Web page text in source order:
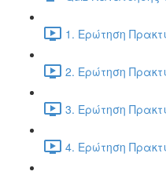
1. Ερώτηση
2. Ερώτηση
3. Ερώτηση
4. Ερώτηση